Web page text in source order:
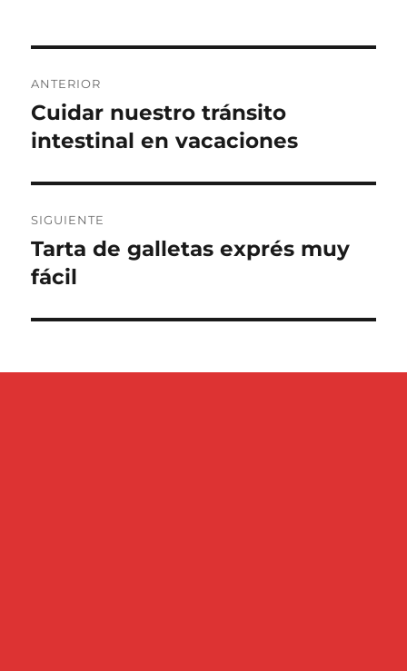
de
entradas
ANTERIOR
Entrada
anterior:
Cuidar nuestro tránsito
intestinal en vacaciones
SIGUIENTE
Entrada
siguiente:
Tarta de galletas exprés muy
fácil